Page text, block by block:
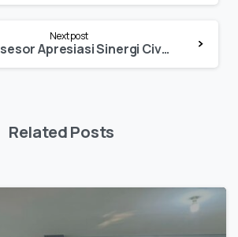
Next post
Tim Asesor Apresiasi Sinergi Civitas Akademika UIN Palopo pada Penutupan Aslap Prodi MBS
Related Posts